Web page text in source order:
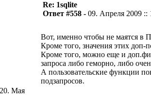
Мая
Re: 1sqlite
Ответ #558 - 09. Апреля 2009 ::
Вот, именно чтобы не маятся в
Кроме того, значения этих доп-
Кроме того, можно еще и
запроса либо геморно, либо
А пользовательские функции
подзапросов.